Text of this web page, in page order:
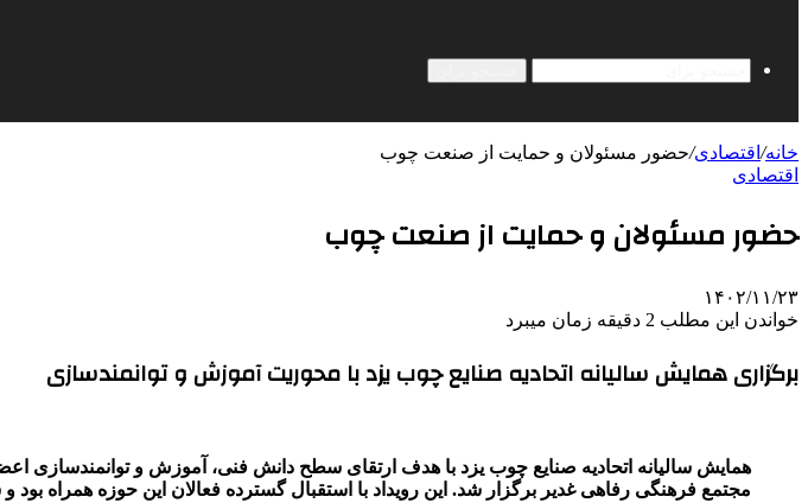
خانه/ اقتصادی/حضور مسئولان و حمایت از صنعت چوب
اقتصادی
حضور مسئولان و حمایت از صنعت چوب
۱۴۰۲/۱۱/۲۳
خواندن این مطلب 2 دقیقه زمان میبرد
برگزاری همایش سالیانه اتحادیه صنایع چوب یزد با محوریت آموزش و توانمندسازی
همایش سالیانه اتحادیه صنایع چوب یزد با هدف ارتقای سطح دانش فنی، آموزش و توانمندسازی
مجتمع فرهنگی رفاهی غدیر برگزار شد. این رویداد با استقبال گسترده فعالان این حوزه همراه